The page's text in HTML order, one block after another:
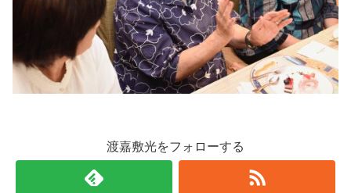
渡嘉敷光をフォローする